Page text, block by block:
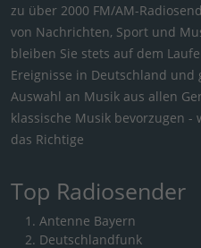
zu über 2000 FM/AM-
von Nachrichten, Sport und
bleiben Sie stets auf dem
Ereignisse in Deutschland
Auswahl an Musik aus allen
klassische Musik bevorzugen
das Richtige
Top Radiosender
Antenne Bayern
Deutschlandfunk